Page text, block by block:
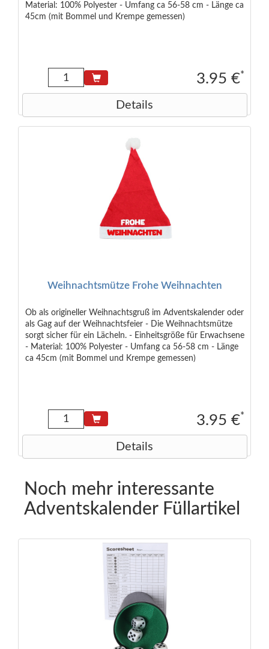
Material: 100% Polyester - Umfang ca 56-58 cm - Länge ca
45cm (mit Bommel und Krempe gemessen)
3.95 €*
Details
Weihnachtsmütze Frohe Weihnachten
Ob als origineller Weihnachtsgruß im Adventskalender oder
als Gag auf der Weihnachtsfeier - Die Weihnachtsmütze
sorgt sicher für ein Lächeln. - Einheitsgröße für Erwachsene
- Material: 100% Polyester - Umfang ca 56-58 cm - Länge
ca 45cm (mit Bommel und Krempe gemessen)
3.95 €*
Details
Noch mehr interessante
Adventskalender Füllartikel